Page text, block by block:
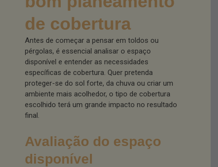
de cobertura
Antes de começar a pensar em toldos ou
pérgolas, é essencial analisar o espaço
disponível e entender as necessidades
específicas de cobertura. Quer pretenda
proteger-se do sol forte, da chuva ou criar um
ambiente mais acolhedor, o tipo de cobertura
escolhido terá um grande impacto no resultado
final.
Avaliação do espaço
disponível